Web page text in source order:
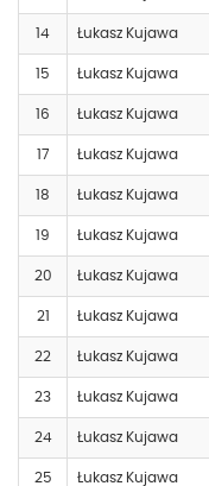
14 Łukasz Kujawa
15 Łukasz Kujawa
16 Łukasz Kujawa
17 Łukasz Kujawa
18 Łukasz Kujawa
19 Łukasz Kujawa
20 Łukasz Kujawa
21 Łukasz Kujawa
22 Łukasz Kujawa
23 Łukasz Kujawa
24 Łukasz Kujawa
25 Łukasz Kujawa